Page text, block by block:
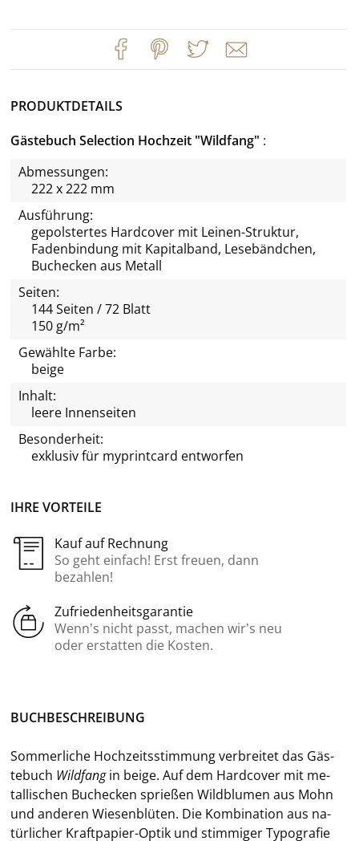
IHRE VORTEILE
Kauf auf Rechnung
So geht einfach! Erst freuen, dann
bezahlen!
Zufriedenheitsgarantie
Wenn’s nicht passt, machen wir’s neu
oder erstatten die Kosten.
PRODUKTDETAILS
Gästebuch Selection Hochzeit "Wildfang"
Abmessungen:
222 x 222 mm
Ausführung:
gepolstertes Hardcover mit Leinen-Struktur,
Fadenbindung mit Kapitalband, Lesebändchen,
Buchecken aus Metall
Seiten:
144 Seiten / 72 Blatt
150 g/m²
Gewählte Farbe:
beige
Inhalt:
leere Innenseiten
Besonderheit:
exklusiv für myprintcard entworfen
BUCH­BE­SCHREI­BUNG
Som­mer­li­che Hoch­zeits­stim­mung ver­brei­tet das Gäs­
te­buch Wild­fangin beige. Auf dem Hard­co­ver mit me­
tal­li­schen Buch­ecken sprie­ßen Wild­blu­men aus Mohn
und an­de­ren Wie­sen­blü­ten. Die Kom­bi­na­ti­on aus na­
tür­li­cher Kraftpapier-​Optik und stim­mi­ger Ty­po­gra­fie